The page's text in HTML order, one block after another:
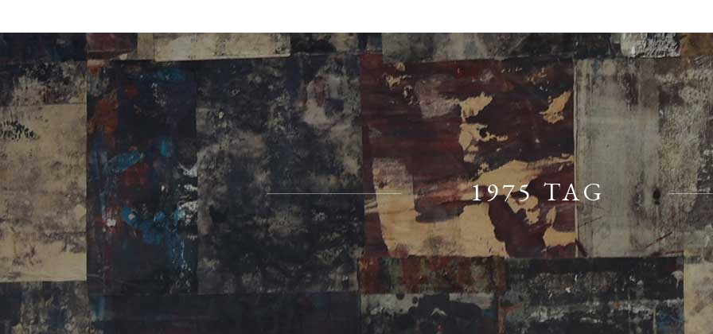
1975 TAG